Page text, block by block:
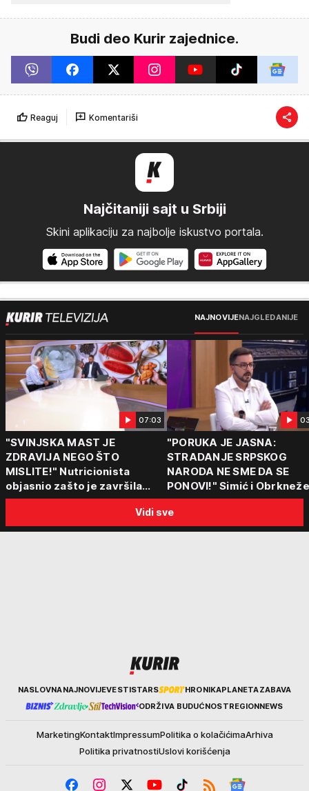
Budi deo Kurir zajednice.
Reaguj Komentariši
Najčitaniji sajt u Srbiji
Skini aplikaciju za najbolje iskustvo portala.
NAJNOVIJENAJGLEDANIJE
07:03
"SVINJSKA MAST JE
ZDRAVIJA NEGO ŠTO
MISLITE!" Nutricionista
objasnio zašto je završila
među najzdravijim
namirnicama i šta obavezno
jesti leti, a šta preskočiti
"PORUKA JE JASNA:
STRADANJE SRPSKOG
NARODA NE SME DA SE
PONOVI!" Simić i
Vučićevom govoru i
porukama jedinstva: "Od
prošlosti ne možemo
Vidi sve
KurirNASLOVNANAJNOVIJEVESTISTARS HRONIKAPLANETAZABAVA
ODRŽIVA BUDUĆNOSTREGIONNEWS
MarketingKontaktImpressumPolitika o kolačićimaArhiva
Politika privatnostiUslovi korišćenja